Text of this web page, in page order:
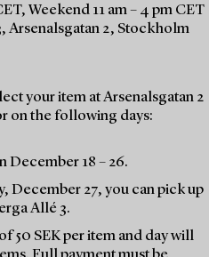
Weekend 11 am – 4 pm CET
Arsenalsgatan 2, Stockholm
your item at Arsenalsgatan 2
on the following days:
December 18 – 26.
December 27, you can pick up
Allé 3.
50 SEK per item and day will